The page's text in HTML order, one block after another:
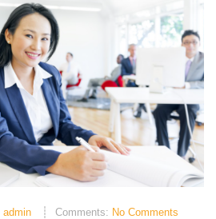
admin Comments: No Comments